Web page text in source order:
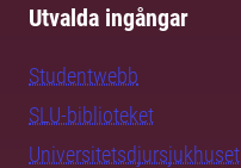
Utvalda ingångar
Studentwebb
SLU-biblioteket
Universitetsdjursjukhuset